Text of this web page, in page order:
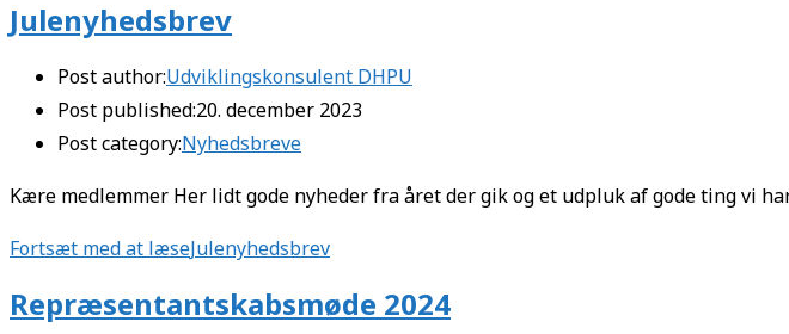
Julenyhedsbrev
Post author:Udviklingskonsulent DHPU
Post published:20. december 2023
Post category:Nyhedsbreve
Kære medlemmer Her lidt gode nyheder fra året der gik og et udpluk af gode ting vi
Fortsæt med at læseJulenyhedsbrev
Repræsentantskabsmøde 2024